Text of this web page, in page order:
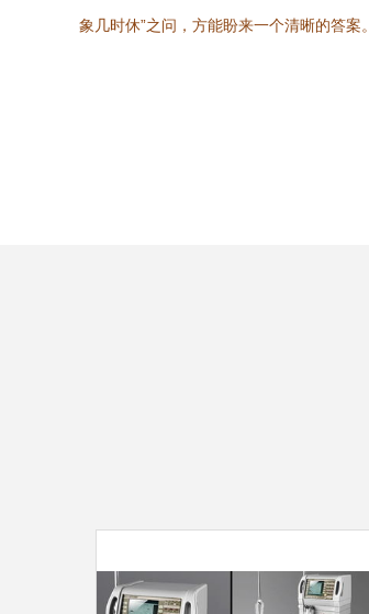
象几时休”之问，方能盼来一个清晰的答案。